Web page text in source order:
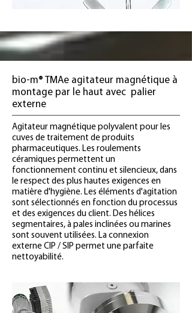
bio-m® TMAe agitateur magnétique à
montage par le haut avec palier
externe
Agitateur magnétique polyvalent pour les
cuves de traitement de produits
pharmaceutiques. Les roulements
céramiques permettent un
fonctionnement continu et silencieux, dans
le respect des plus hautes exigences en
matière d'hygiène. Les éléments d'agitation
sont sélectionnés en fonction du processus
et des exigences du client. Des hélices
segmentaires, à pales inclinées ou marines
sont souvent utilisées. La connexion
externe CIP / SIP permet une parfaite
nettoyabilité.